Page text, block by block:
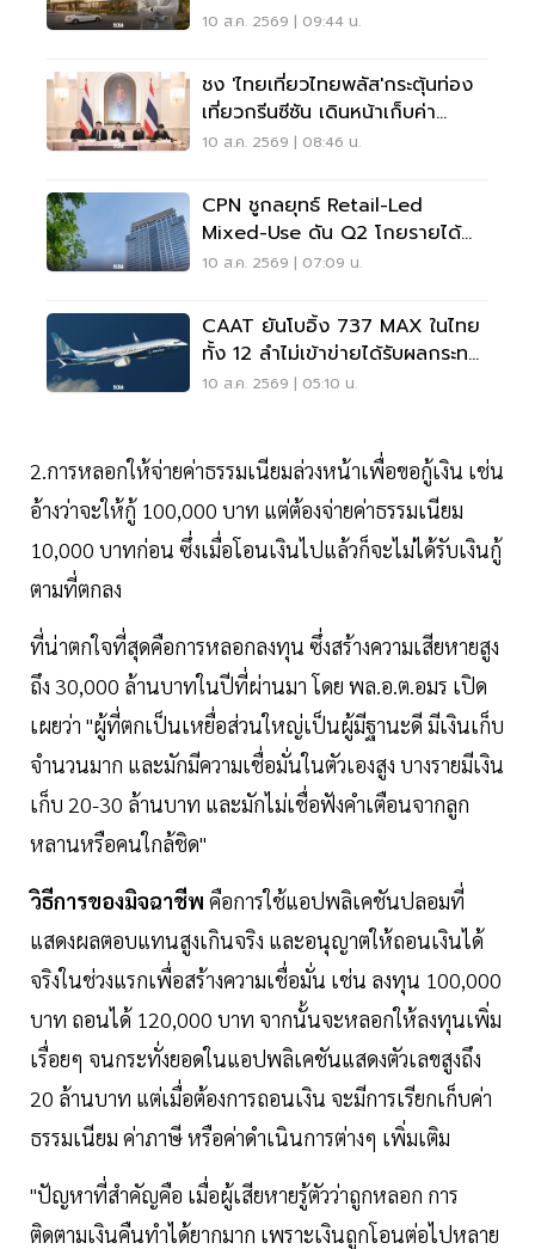
สปอร์ตพรีเมียม 4,000 ล้าน
10 ส.ค. 2569 | 09:44 น.
ชง 'ไทยเที่ยวไทยพลัส'กระตุ้นท่อง
เที่ยวกรีนซีซัน เดินหน้าเก็บค่า
เหยียบแผ่นดิน
10 ส.ค. 2569 | 08:46 น.
CPN ชูกลยุทธ์ Retail-Led
Mixed-Use ดัน Q2 โกยรายได้
1.3 หมื่นล้าน
10 ส.ค. 2569 | 07:09 น.
CAAT ยันโบอิ้ง 737 MAX ในไทย
ทั้ง 12 ลำไม่เข้าข่ายได้รับผลกระทบ
จากคำสั่ง FAA
10 ส.ค. 2569 | 05:10 น.
2.การหลอกให้จ่ายค่าธรรมเนียมล่วงหน้าเพื่อขอกู้เงิน เช่น
อ้างว่าจะให้กู้ 100,000 บาท แต่ต้องจ่ายค่าธรรมเนียม
10,000 บาทก่อน ซึ่งเมื่อโอนเงินไปแล้วก็จะไม่ได้รับเงินกู้
ตามที่ตกลง
ที่น่าตกใจที่สุดคือการหลอกลงทุน ซึ่งสร้างความเสียหายสูง
ถึง 30,000 ล้านบาทในปีที่ผ่านมา โดย พล.อ.ต.อมร เปิด
เผยว่า "ผู้ที่ตกเป็นเหยื่อส่วนใหญ่เป็นผู้มีฐานะดี มีเงินเก็บ
จำนวนมาก และมักมีความเชื่อมั่นในตัวเองสูง บางรายมีเงิน
เก็บ 20-30 ล้านบาท และมักไม่เชื่อฟังคำเตือนจากลูก
หลานหรือคนใกล้ชิด"
วิธีการของมิจฉาชีพ คือการใช้แอปพลิเคชันปลอมที่
แสดงผลตอบแทนสูงเกินจริง และอนุญาตให้ถอนเงินได้
จริงในช่วงแรกเพื่อสร้างความเชื่อมั่น เช่น ลงทุน 100,000
บาท ถอนได้ 120,000 บาท จากนั้นจะหลอกให้ลงทุนเพิ่ม
เรื่อยๆ จนกระทั่งยอดในแอปพลิเคชันแสดงตัวเลขสูงถึง
20 ล้านบาท แต่เมื่อต้องการถอนเงิน จะมีการเรียกเก็บค่า
ธรรมเนียม ค่าภาษี หรือค่าดำเนินการต่างๆ เพิ่มเติม
"ปัญหาที่สำคัญคือ เมื่อผู้เสียหายรู้ตัวว่าถูกหลอก การ
ติดตามเงินคืนทำได้ยากมาก เพราะเงินถูกโอนต่อไปหลาย